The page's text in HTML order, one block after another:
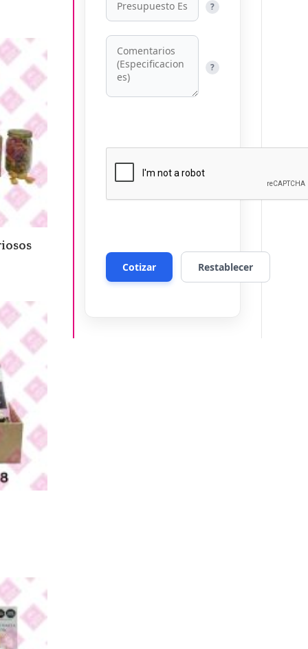
?
?